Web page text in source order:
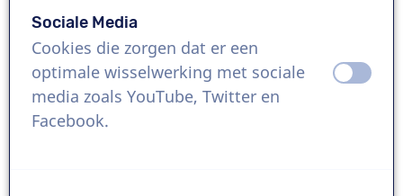
Taal
Engels (Amerikaans)
Referenties
Sociale Media
Cookies die zorgen dat er een
optimale wisselwerking met sociale
media zoals YouTube, Twitter en
Facebook.
uit aan